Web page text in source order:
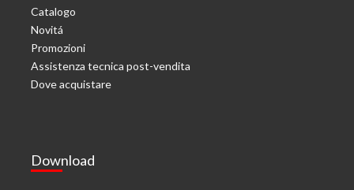
Catalogo
Novitá
Promozioni
Assistenza tecnica post-vendita
Dove acquistare
Download